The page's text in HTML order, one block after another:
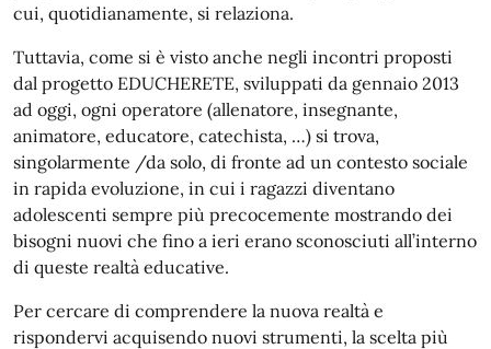
cui, quotidianamente, si relaziona.
Tuttavia, come si è visto anche negli incontri proposti
dal progetto EDUCHERETE, sviluppati da gennaio 2013
ad oggi, ogni operatore (allenatore, insegnante,
animatore, educatore, catechista, …) si trova,
singolarmente /da solo, di fronte ad un contesto sociale
in rapida evoluzione, in cui i ragazzi diventano
adolescenti sempre più precocemente mostrando dei
bisogni nuovi che fino a ieri erano sconosciuti all’interno
di queste realtà educative.
Per cercare di comprendere la nuova realtà e
rispondervi acquisendo nuovi strumenti, la scelta più